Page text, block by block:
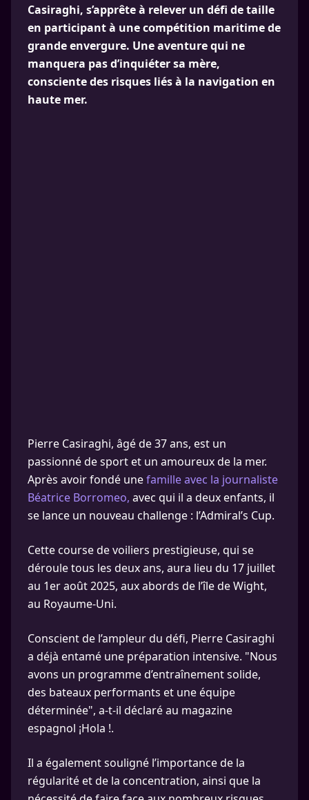
Casiraghi, s’apprête à relever un défi de taille
en participant à une compétition maritime de
grande envergure. Une aventure qui ne
manquera pas d’inquiéter sa mère,
consciente des risques liés à la navigation en
haute mer.
Pierre Casiraghi, âgé de 37 ans, est un
passionné de sport et un amoureux de la mer.
Après avoir fondé unefamille avec la journaliste
Béatrice Borromeo, avec qui il a deux enfants, il
se lance un nouveau challenge : l’Admiral’s Cup.
Cette course de voiliers prestigieuse, qui se
déroule tous les deux ans, aura lieu du 17 juillet
au 1er août 2025, aux abords de l’île de Wight,
au Royaume-Uni.
Conscient de l’ampleur du défi, Pierre Casiraghi
a déjà entamé une préparation intensive. "Nous
avons un programme d’entraînement solide,
des bateaux performants et une équipe
déterminée", a-t-il déclaré au magazine
espagnol ¡Hola !.
Il a également souligné l’importance de la
régularité et de la concentration, ainsi que la